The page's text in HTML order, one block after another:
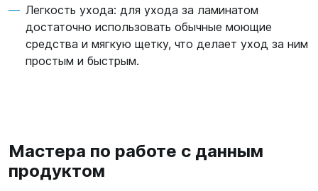
Легкость ухода: для ухода за ламинатом
достаточно использовать обычные моющие
средства и мягкую щетку, что делает уход за ним
простым и быстрым.
Мастера по работе с данным
продуктом